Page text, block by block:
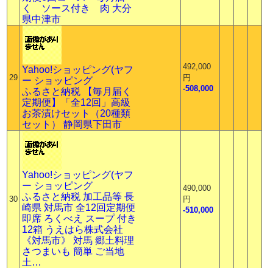
く ソース付き 肉 大分
県中津市
29
Yahoo!ショッピング(ヤフ
ー ショッピング
ふるさと納税 【毎月届く
定期便】「全12回」高級
お茶漬けセット（20種類
セット） 静岡県下田市
492,000
円
-508,000
30
Yahoo!ショッピング(ヤフ
ー ショッピング
ふるさと納税 加工品等 長
崎県 対馬市 全12回定期便
即席 ろくべえ スープ 付き
12箱 うえはら株式会社
《対馬市》 対馬 郷土料理
さつまいも 簡単 ご当地
土…
490,000
円
-510,000